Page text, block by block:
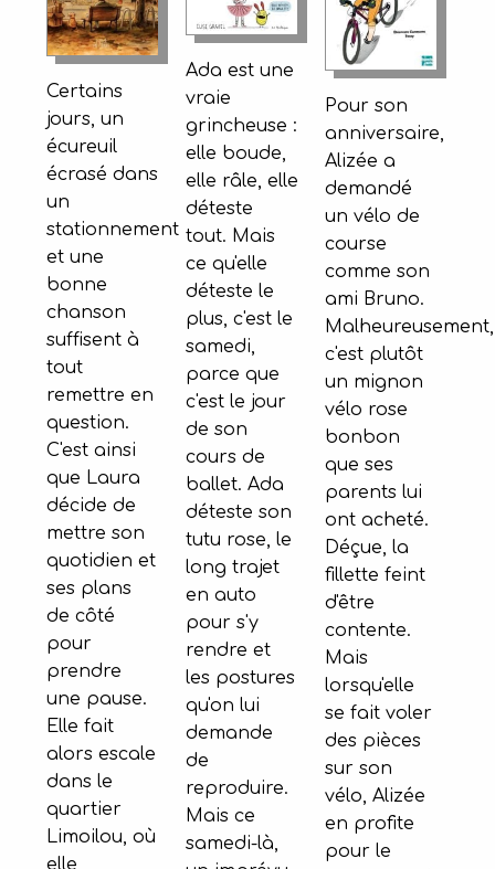
Certains
jours, un
écureuil
écrasé dans
un
stationnement
et une
bonne
chanson
suffisent à
tout
remettre en
question.
C'est ainsi
que Laura
décide de
mettre son
quotidien et
ses plans
de côté
pour
prendre
une pause.
Elle fait
alors escale
dans le
quartier
Limoilou, où
elle
Ada est une
vraie
grincheuse :
elle boude,
elle râle, elle
déteste
tout. Mais
ce qu'elle
déteste le
plus, c'est le
samedi,
parce que
c'est le jour
de son
cours de
ballet. Ada
déteste son
tutu rose, le
long trajet
en auto
pour s'y
rendre et
les postures
qu'on lui
demande
de
reproduire.
Mais ce
samedi-là,
Pour son
anniversaire,
Alizée a
demandé
un vélo de
course
comme son
ami Bruno.
Malheureusement,
c'est plutôt
un mignon
vélo rose
bonbon
que ses
parents lui
ont acheté.
Déçue, la
fillette feint
d'être
contente.
Mais
lorsqu'elle
se fait voler
des pièces
sur son
vélo, Alizée
en profite
pour le